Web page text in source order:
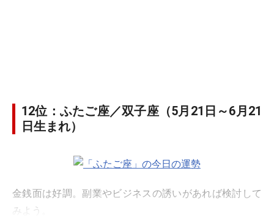
12位：ふたご座／双子座（5月21日～6月21
日生まれ）
金銭面は好調。副業やビジネスの誘いがあれば検討して
みよう。